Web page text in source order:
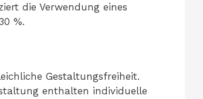
die Verwendung eines
%.
Gestaltungsfreiheit.
enthalten individuelle